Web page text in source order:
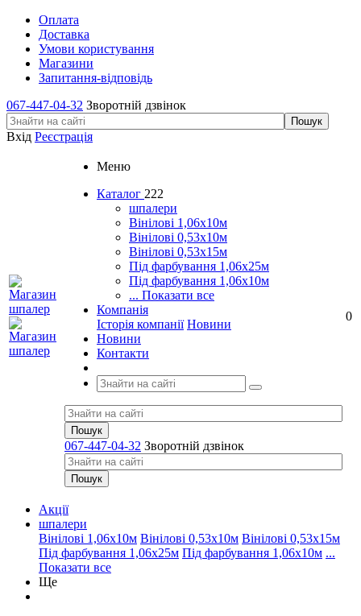
Оплата
Доставка
Умови користування
Магазини
Запитання-відповідь
067-447-04-32 Зворотній дзвінок
Вхід Реєстрація
Меню
Каталог 222
шпалери
Вінілові 1,06х10м
Вінілові 0,53х10м
Вінілові 0,53х15м
Під фарбування 1,06х25м
Під фарбування 1,06х10м
... Показати все
Компанія
Історія компанії Новини
Новини
Контакти
067-447-04-32 Зворотній дзвінок
0
Акції
шпалери
Вінілові 1,06х10м Вінілові 0,53х10м Вінілові 0,53х15м
Під фарбування 1,06х25м Під фарбування 1,06х10м ...
Показати все
Ще